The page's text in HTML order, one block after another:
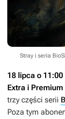
Stray i seria
18 lipca o 11:00
Extra i
trzy części serii
Poza tym